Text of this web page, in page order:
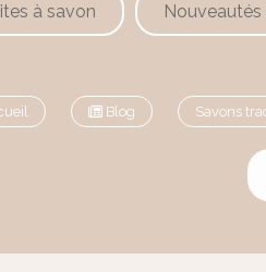
à savon Nouveautés
Blog Savons